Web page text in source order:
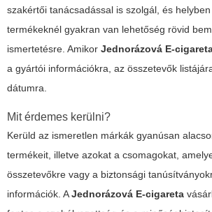
szakértői tanácsadással is szolgál, és
termékeknél gyakran van lehetőség rövid
ismertetésre. Amikor Jednorázová E-
a gyártói információkra, az összetevők
dátumra.
Mit érdemes kerülni?
Kerüld az ismeretlen márkák gyanúsan
termékeit, illetve azokat a csomagokat,
összetevőkre vagy a biztonsági
információk. AJednorázová E-cigareta